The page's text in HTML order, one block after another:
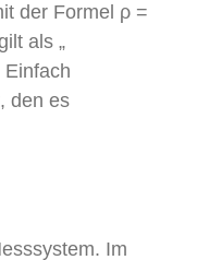
der Formel ρ =
als „
den es
Im